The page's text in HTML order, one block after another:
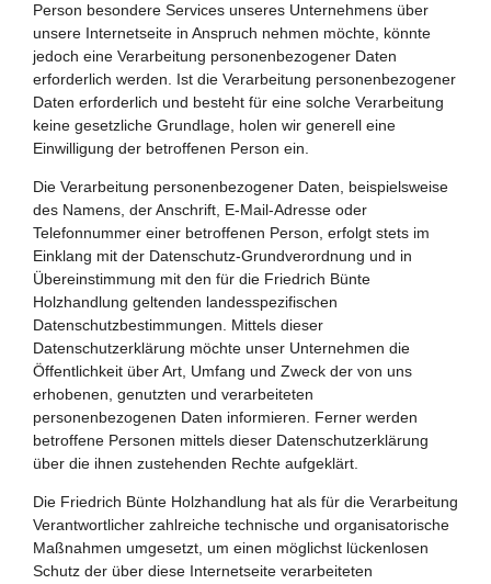
Person besondere Services unseres Unternehmens über
unsere Internetseite in Anspruch nehmen möchte, könnte
jedoch eine Verarbeitung personenbezogener Daten
erforderlich werden. Ist die Verarbeitung personenbezogener
Daten erforderlich und besteht für eine solche Verarbeitung
keine gesetzliche Grundlage, holen wir generell eine
Einwilligung der betroffenen Person ein.
Die Verarbeitung personenbezogener Daten, beispielsweise
des Namens, der Anschrift, E-Mail-Adresse oder
Telefonnummer einer betroffenen Person, erfolgt stets im
Einklang mit der Datenschutz-Grundverordnung und in
Übereinstimmung mit den für die Friedrich Bünte
Holzhandlung geltenden landesspezifischen
Datenschutzbestimmungen. Mittels dieser
Datenschutzerklärung möchte unser Unternehmen die
Öffentlichkeit über Art, Umfang und Zweck der von uns
erhobenen, genutzten und verarbeiteten
personenbezogenen Daten informieren. Ferner werden
betroffene Personen mittels dieser Datenschutzerklärung
über die ihnen zustehenden Rechte aufgeklärt.
Die Friedrich Bünte Holzhandlung hat als für die Verarbeitung
Verantwortlicher zahlreiche technische und organisatorische
Maßnahmen umgesetzt, um einen möglichst lückenlosen
Schutz der über diese Internetseite verarbeiteten